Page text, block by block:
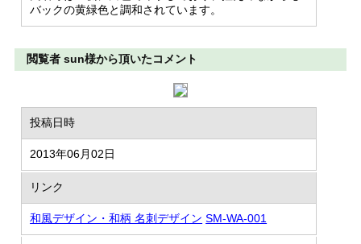
バックの黄緑色と調和されています。
閲覧者 sun様から頂いたコメント
投稿日時
2013年06月02日
リンク
和風デザイン・和柄 名刺デザイン SM-WA-001